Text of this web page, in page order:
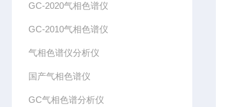
GC-2020气相色谱仪
GC-2010气相色谱仪
气相色谱仪分析仪
国产气相色谱仪
GC气相色谱分析仪